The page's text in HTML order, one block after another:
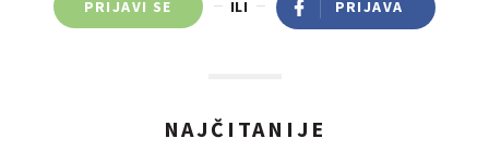
PRIJAVI SE ILI PRIJAVA
NAJČITANIJE